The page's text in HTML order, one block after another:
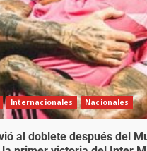
Internacionales Nacionales
al doblete después del